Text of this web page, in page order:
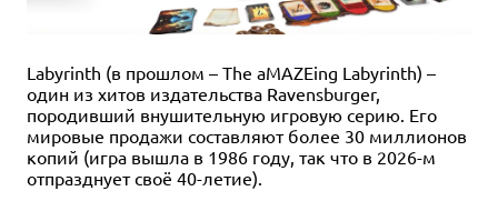
Labyrinth (в прошлом – The aMAZEing Labyrinth) –
один из хитов издательства Ravensburger,
породивший внушительную игровую серию. Его
мировые продажи составляют более 30 миллионов
копий (игра вышла в 1986 году, так что в 2026-м
отпразднует своё 40-летие).